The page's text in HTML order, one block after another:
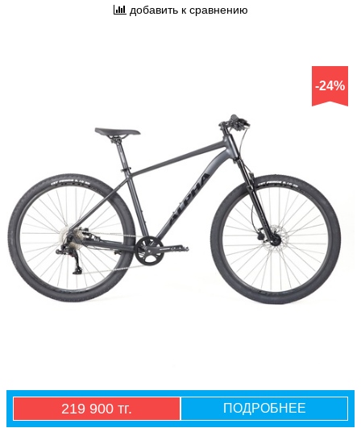
добавить к сравнению
-24%
219 900 тг. ПОДРОБНЕЕ